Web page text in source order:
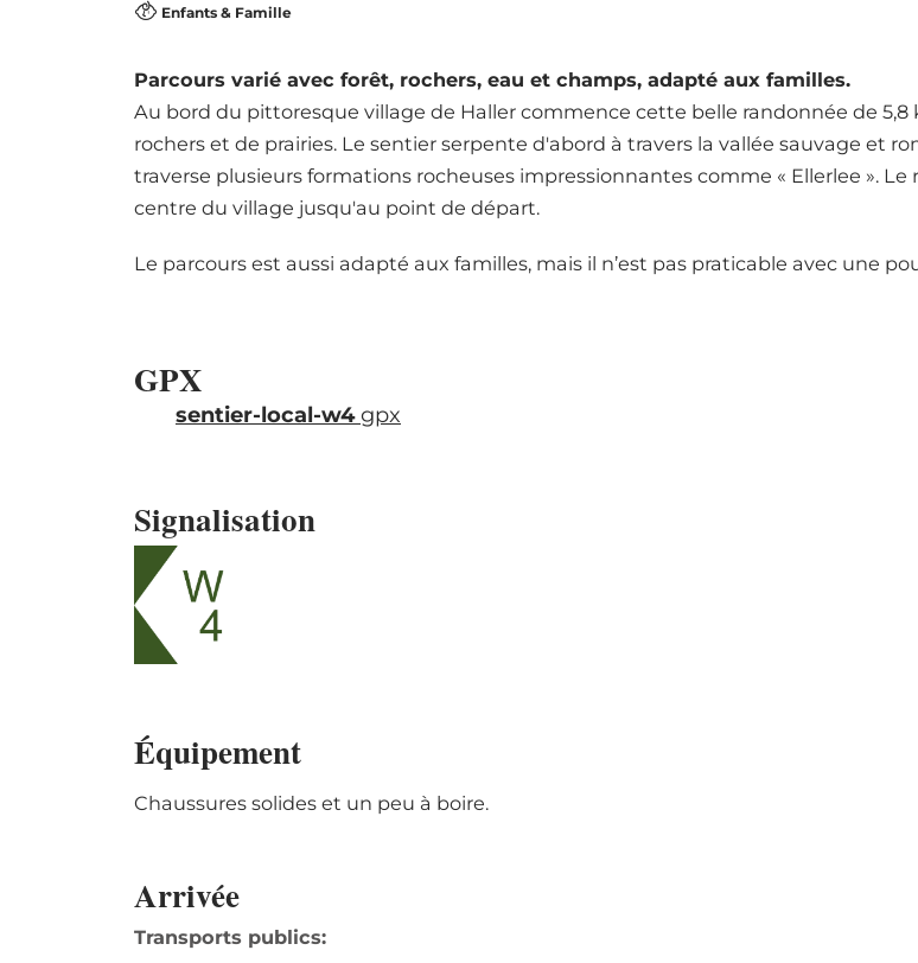
Enfants & Famille
Parcours varié avec forêt, rochers, eau et champs, adapté aux familles.
Au bord du pittoresque village de Haller commence cette belle randonnée de
rochers et de prairies. Le sentier serpente d'abord à travers la vallée sauvage et
traverse plusieurs formations rocheuses impressionnantes comme « Ellerlee ».
centre du village jusqu'au point de départ.
Le parcours est aussi adapté aux familles, mais il n’est pas praticable avec une
GPX
sentier-local-w4gpx
Signalisation
Équipement
Chaussures solides et un peu à boire.
Arrivée
Transports publics: